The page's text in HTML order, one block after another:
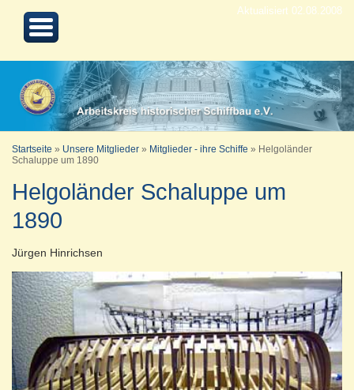
Aktualisiert 02.08.2008
Startseite » Unsere Mitglieder » Mitglieder - ihre Schiffe » Helgoländer
Schaluppe um 1890
Helgoländer Schaluppe um
1890
Jürgen Hinrichsen